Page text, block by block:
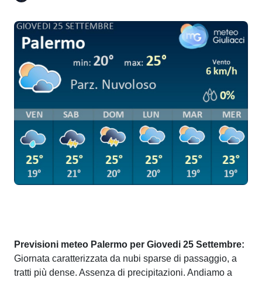
Previsioni meteo Palermo per Giovedi 25 Settembre:
Giornata caratterizzata da nubi sparse di passaggio, a
tratti più dense. Assenza di precipitazioni. Andiamo a